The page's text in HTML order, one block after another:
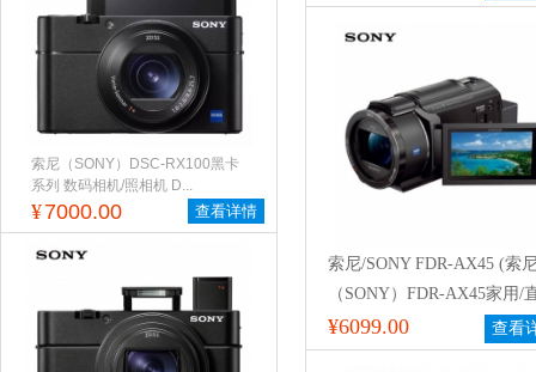
索尼（SONY）DSC-RX100黑卡
系列 数码相机/照相机 D...
¥7000.00 查看详情
防抖)
索尼/SONY FDR-AX45 (索
（SONY）FDR-AX45家用/
4K高清数码摄像机/DV/ 5轴
抖)
¥6099.00 查看